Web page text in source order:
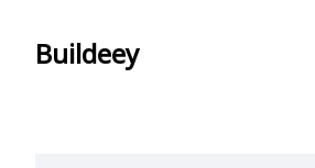
Buildeey